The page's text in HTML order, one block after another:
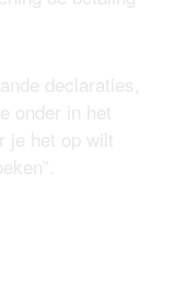
declaraties,
onder in het
je het op wilt